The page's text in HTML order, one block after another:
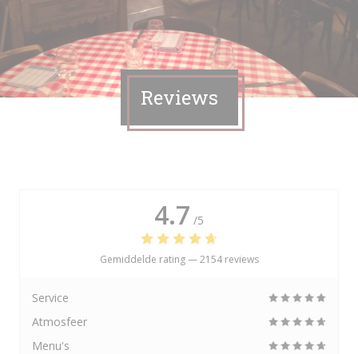
Reviews
4.7 /5
Gemiddelde rating —2154 reviews
Service
Atmosfeer
Menu's